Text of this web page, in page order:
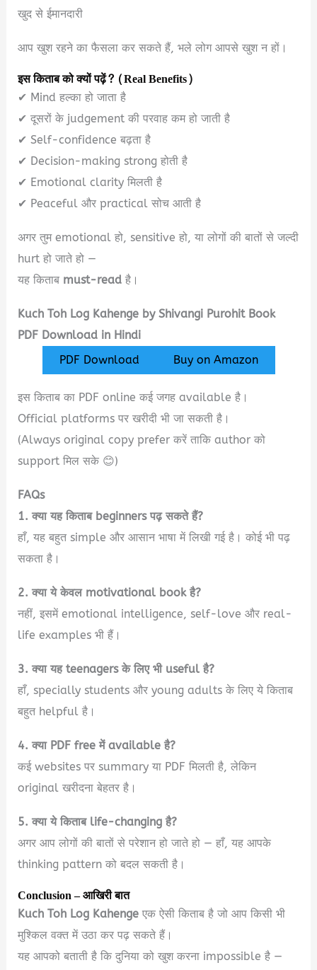
खुद से ईमानदारी
आप खुश रहने का फैसला कर सकते हैं, भले लोग आपसे खुश न हों।
इस किताब को क्यों पढ़ें? (Real Benefits)
✔ Mind हल्का हो जाता है
✔ दूसरों के judgement की परवाह कम हो जाती है
✔ Self-confidence बढ़ता है
✔ Decision-making strong होती है
✔ Emotional clarity मिलती है
✔ Peaceful और practical सोच आती है
अगर तुम emotional हो, sensitive हो, या लोगों की बातों से जल्दी
hurt हो जाते हो —
यह किताब must-read है।
Kuch Toh Log Kahenge by Shivangi Purohit Book
PDF Download in Hindi
PDF Download
Buy on Amazon
इस किताब का PDF online कई जगह available है।
Official platforms पर खरीदी भी जा सकती है।
(Always original copy prefer करें ताकि author को
support मिल सके 😊)
FAQs
1. क्या यह किताब beginners पढ़ सकते हैं?
हाँ, यह बहुत simple और आसान भाषा में लिखी गई है। कोई भी पढ़
सकता है।
2. क्या ये केवल motivational book है?
नहीं, इसमें emotional intelligence, self-love और real-
life examples भी हैं।
3. क्या यह teenagers के लिए भी useful है?
हाँ, specially students और young adults के लिए ये किताब
बहुत helpful है।
4. क्या PDF free में available है?
कई websites पर summary या PDF मिलती है, लेकिन
original खरीदना बेहतर है।
5. क्या ये किताब life-changing है?
अगर आप लोगों की बातों से परेशान हो जाते हो — हाँ, यह आपके
thinking pattern को बदल सकती है।
Conclusion – आखिरी बात
Kuch Toh Log Kahenge एक ऐसी किताब है जो आप किसी भी
मुश्किल वक्त में उठा कर पढ़ सकते हैं।
यह आपको बताती है कि दुनिया को खुश करना impossible है —